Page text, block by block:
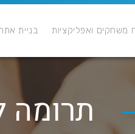
משחקים ואפליקציות בניית
תרומה